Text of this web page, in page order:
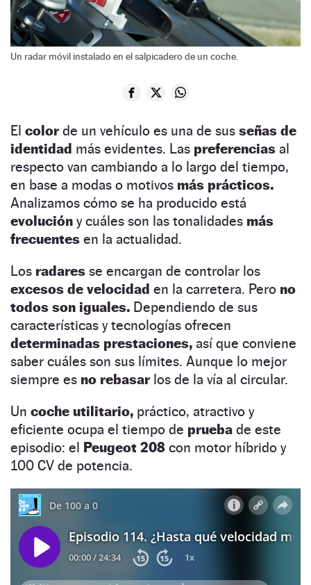
Un radar móvil instalado en el salpicadero de un coche.
El colorde un vehículo es una de sus señas de
identidad más evidentes. Las preferencias al
respecto van cambiando a lo largo del tiempo,
en base a modas o motivos más prácticos.
Analizamos cómo se ha producido está
evolución y cuáles son las tonalidades más
frecuentes en la actualidad.
Los radares se encargan de controlar los
excesos de velocidad en la carretera. Pero no
todos son iguales. Dependiendo de sus
características y tecnologías ofrecen
determinadas prestaciones, así que conviene
saber cuáles son sus límites. Aunque lo mejor
siempre es no rebasarlos de la vía al circular.
Un coche utilitario, práctico, atractivo y
eficiente ocupa el tiempo de prueba de este
episodio: el Peugeot 208 con motor híbrido y
100 CV de potencia.